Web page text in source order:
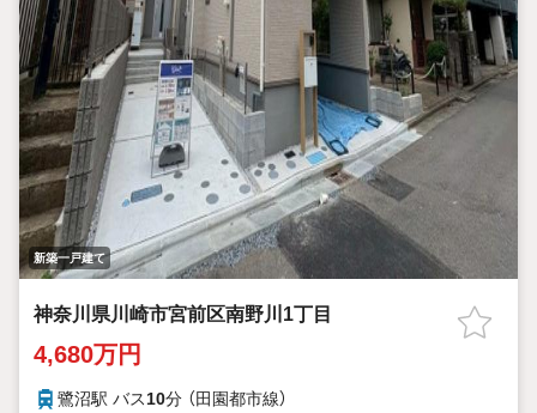
新築一戸建て
神奈川県川崎市宮前区南野川1丁目
4,680万円
鷺沼駅 バス10分 （田園都市線）